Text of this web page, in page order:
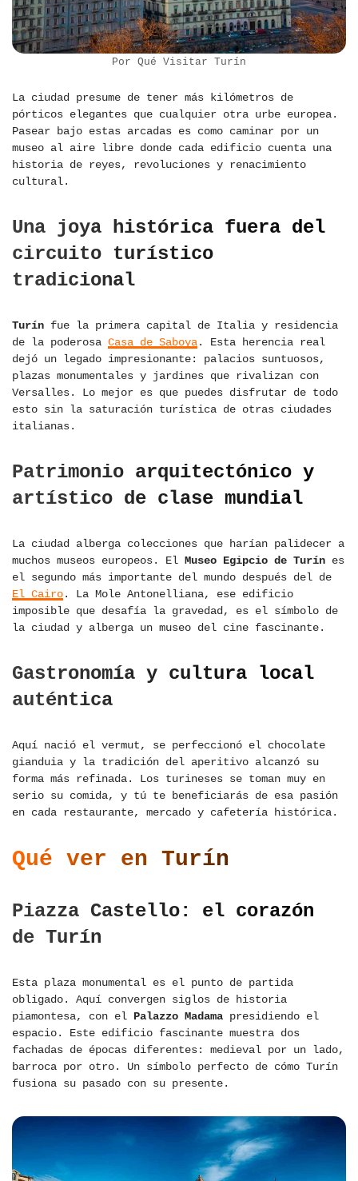
Por Qué Visitar Turín
La ciudad presume de tener más kilómetros de
pórticos elegantes que cualquier otra urbe europea.
Pasear bajo estas arcadas es como caminar por un
museo al aire libre donde cada edificio cuenta una
historia de reyes, revoluciones y renacimiento
cultural.
Una joya histórica fuera del
circuito turístico
tradicional
Turín fue la primera capital de Italia y residencia
de la poderosa Casa de Saboya. Esta herencia real
dejó un legado impresionante: palacios suntuosos,
plazas monumentales y jardines que rivalizan con
Versalles. Lo mejor es que puedes disfrutar de todo
esto sin la saturación turística de otras ciudades
italianas.
Patrimonio arquitectónico y
artístico de clase mundial
La ciudad alberga colecciones que harían palidecer a
muchos museos europeos. El Museo Egipcio de Turín es
el segundo más importante del mundo después del de
El Cairo. La Mole Antonelliana, ese edificio
imposible que desafía la gravedad, es el símbolo de
la ciudad y alberga un museo del cine fascinante.
Gastronomía y cultura local
auténtica
Aquí nació el vermut, se perfeccionó el chocolate
gianduia y la tradición del aperitivo alcanzó su
forma más refinada. Los turineses se toman muy en
serio su comida, y tú te beneficiarás de esa pasión
en cada restaurante, mercado y cafetería histórica.
Qué ver en Turín
Piazza Castello: el corazón
de Turín
Esta plaza monumental es el punto de partida
obligado. Aquí convergen siglos de historia
piamontesa, con el Palazzo Madama presidiendo el
espacio. Este edificio fascinante muestra dos
fachadas de épocas diferentes: medieval por un lado,
barroca por otro. Un símbolo perfecto de cómo Turín
fusiona su pasado con su presente.